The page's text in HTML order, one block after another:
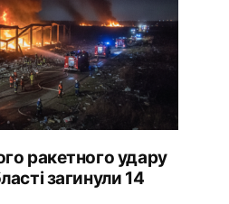
ракетного удару
загинули 14